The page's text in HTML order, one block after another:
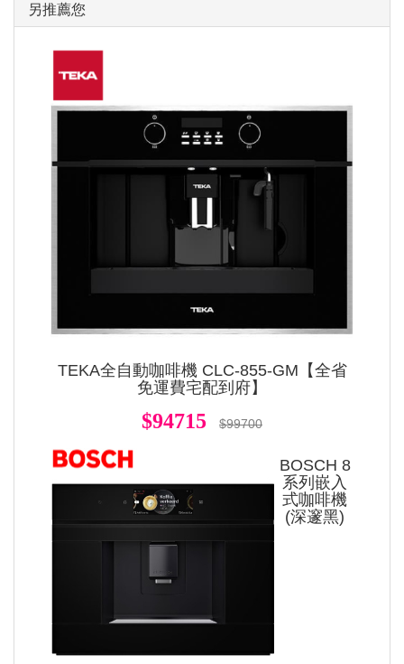
另推薦您
TEKA全自動咖啡機 CLC-855-GM【全省
免運費宅配到府】
$94715 $99700
BOSCH 8
系列嵌入
式咖啡機
(深邃黑)